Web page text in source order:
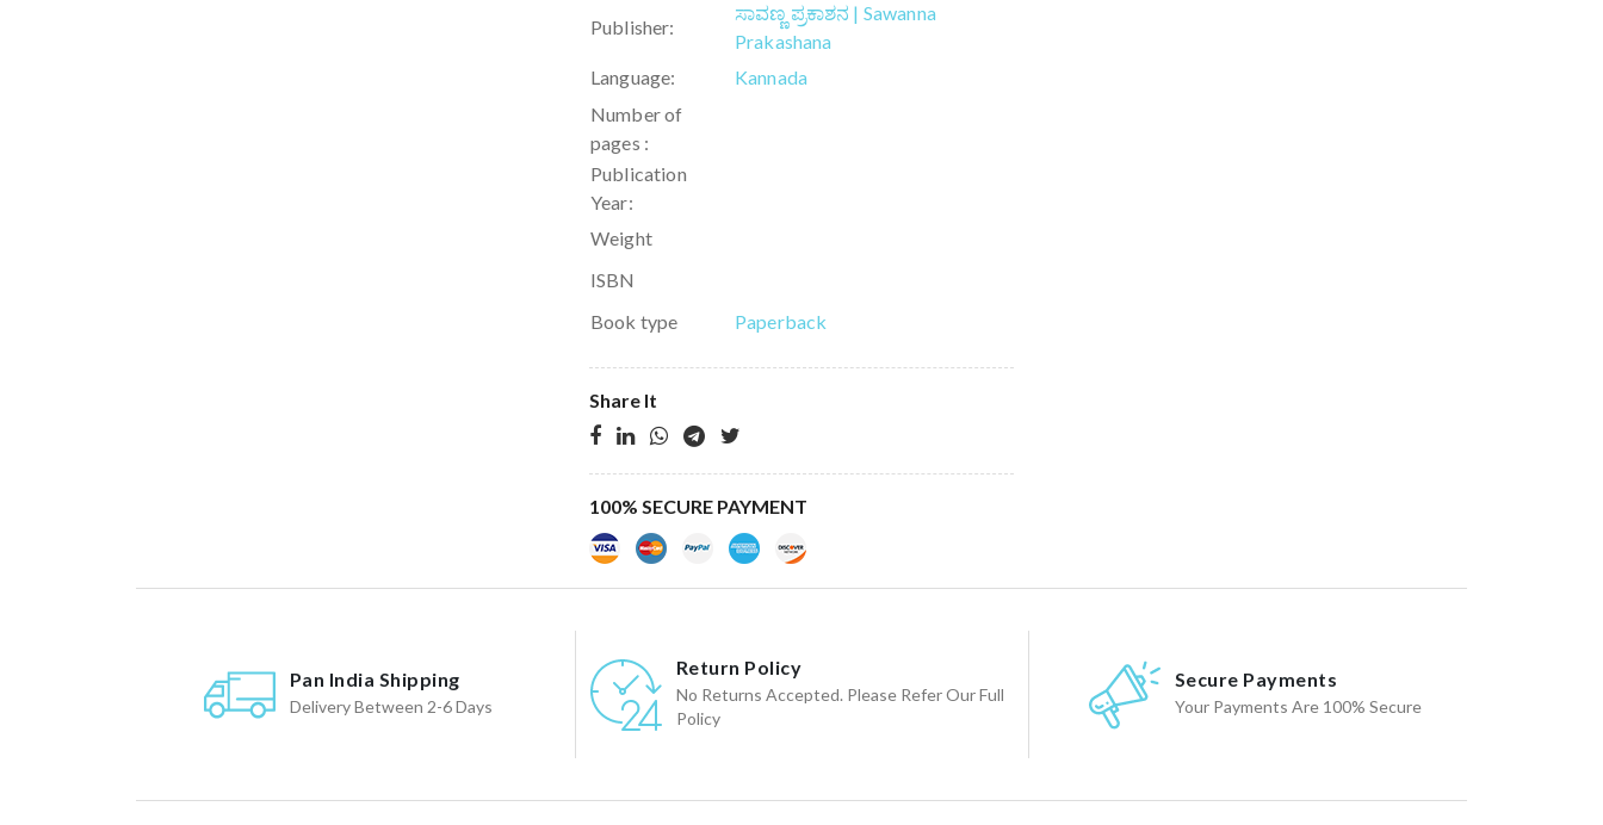
Publisher:
ಸಾವಣ್ಣ ಪ್ರಕಾಶನ | Sawanna
Prakashana
Language:
Kannada
Number of
pages :
Publication
Year:
Weight
ISBN
Book type
Paperback
Share It
100% SECURE PAYMENT
Pan India Shipping
Delivery Between 2-6 Days
Return Policy
No Returns Accepted. Please Refer Our Full
Policy
Secure Payments
Your Payments Are 100% Secure